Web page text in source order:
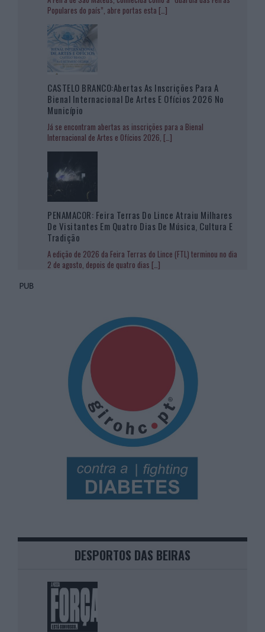
Populares do país”, abre portas esta […]
CASTELO BRANCO:Abertas As Inscrições Para A
Bienal Internacional De Artes E Ofícios 2026 No
Município
Já se encontram abertas as inscrições para a Bienal
Internacional de Artes e Ofícios 2026, […]
PENAMACOR: Feira Terras Do Lince Atraiu Milhares
De Visitantes Em Quatro Dias De Música, Cultura E
Tradição
A edição de 2026 da Feira Terras do Lince (FTL) terminou no dia
2 de agosto, depois de quatro dias […]
DESPORTOS DAS BEIRAS